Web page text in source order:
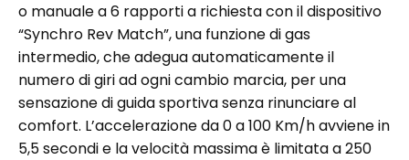
o manuale a 6 rapporti a richiesta con il dispositivo
“Synchro Rev Match”, una funzione di gas
intermedio, che adegua automaticamente il
numero di giri ad ogni cambio marcia, per una
sensazione di guida sportiva senza rinunciare al
comfort. L’accelerazione da 0 a 100 Km/h avviene in
5,5 secondi e la velocità massima è limitata a 250